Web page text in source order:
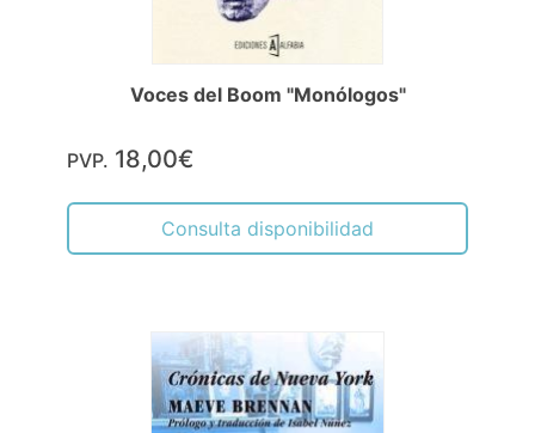
Voces del Boom "Monólogos"
PVP. 18,00€
Consulta disponibilidad